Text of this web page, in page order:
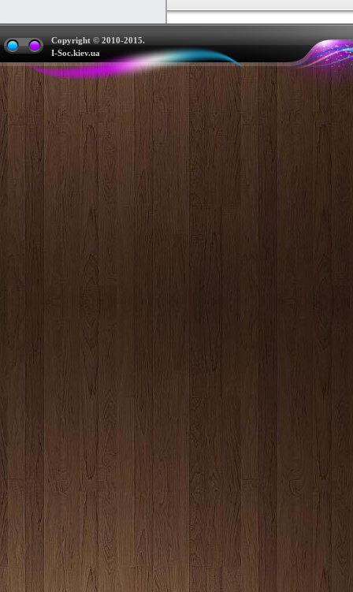
Copyright © 2010-2015.
I-Soc.kiev.ua